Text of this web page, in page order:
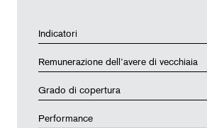
Indicatori
Remunerazione dell’avere di vecchiaia
Grado di copertura
Performance